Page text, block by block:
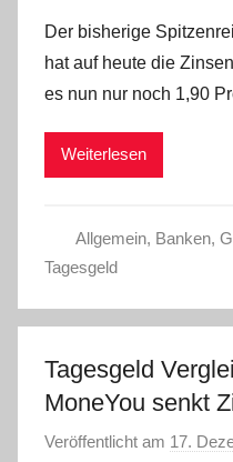
Der bisherige
hat auf heute die
es nun nur noch 1,90
Weiterlesen
Allgemein, Banken,
Tagesgeld
Tagesgeld
MoneYou senkt
Veröffentlicht am 17.